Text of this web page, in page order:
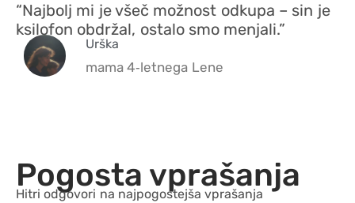
“Najbolj mi je všeč možnost odkupa – sin je
ksilofon obdržal, ostalo smo menjali.”
Urška
mama 4‑letnega Lene
Pogosta vprašanja
Hitri odgovori na najpogostejša vprašanja